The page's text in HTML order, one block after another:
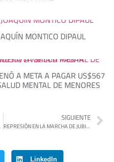
MONTICO DIPAUL
A META A PAGAR US$567
MENTAL DE MENORES
DISCAPACIDAD
SIGUIENTE
REPRESIÓN EN LA MARCHA DE JUBILADOS: VOLVIÓ A SER DETENIDO EL PADRE PACO OLVEIRA
LinkedIn